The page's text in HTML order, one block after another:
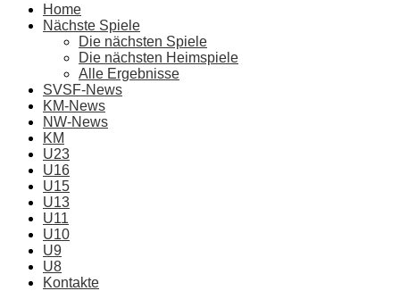
Home
Nächste Spiele
Die nächsten Spiele
Die nächsten Heimspiele
Alle Ergebnisse
SVSF-News
KM-News
NW-News
KM
U23
U16
U15
U13
U11
U10
U9
U8
Kontakte